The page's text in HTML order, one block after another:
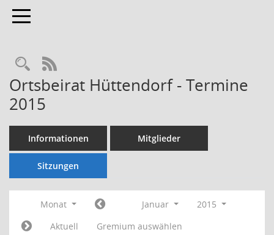
Toggle navigation
Rechercheauswahl
RSS-Feed
Ortsbeirat Hüttendorf - Termine
2015
Informationen Mitglieder
Sitzungen
Monat Januar
2015
Aktuell
Gremium auswählen